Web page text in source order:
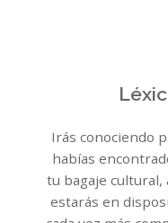
Irás conociendo
habías
tu bagaje cultural,
estarás en